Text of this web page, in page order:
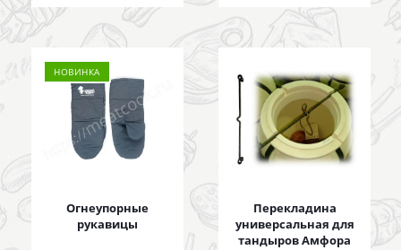
НОВИНКА
Огнеупорные
рукавицы
Перекладина
универсальная для
тандыров Амфора